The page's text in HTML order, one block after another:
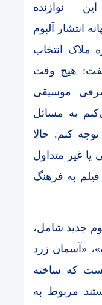
نوازنده
انتشار آلبوم
انتخاب
هیچ وقت
موسیقی
به مسائل
کنم. حالا
یا غیر متداول
به فرهنگ
جدید‌ شامل،
«آسمان زرد
که ساخته
مربوط به